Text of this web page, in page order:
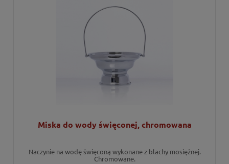
Miska do wody święconej, chromowana
Naczynie na wodę święconą wykonane z blachy mosiężnej.
Chromowane.